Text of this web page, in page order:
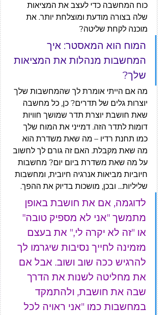
כוח המחשבה כדי לעצב את המציאות
שלה בצורה מודעת ומוצלחת יותר. את
מוכנה לקחת שליטה?
המוח הוא המאסטר: איך
המחשבות מנהלות את המציאות
שלך?
מה אם הייתי אומרת לך שהמחשבות שלך
יוצרות גלים של תדרים? כן, כל מחשבה
שאת חושבת יוצרת תדר שמושך חוויות
דומות לתדר הזה. דמייני את המוח שלך
כמו תחנת רדיו – מה שאת משדרת הוא
מה שאת מקבלת. האם זה גורם לך לחשוב
על מה שאת משדרת ביום יום? מחשבות
חיוביות מביאות אנרגיה חיובית, ומחשבות
שליליות... ובכן, מושכות בדיוק את ההפך.
לדוגמה, אם את חושבת באופן
מתמשך "אני לא מספיק טובה"
או "זה לא יקרה לי," את בעצם
מזמינה לחייך נסיבות שיגרמו לך
להרגיש ככה שוב ושוב. אבל אם
את מחליטה לשנות את הדרך
שבה את חושבת, ולהתמקד
במחשבות כמו "אני ראויה לכל